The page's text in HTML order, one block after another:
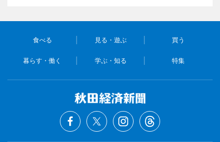
食べる 見る・遊ぶ 買う
暮らす・働く 学ぶ・知る 特集